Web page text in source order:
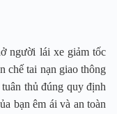
người lái xe giảm tốc
chế tai nạn giao thông
thủ đúng quy định
bạn êm ái và an toàn